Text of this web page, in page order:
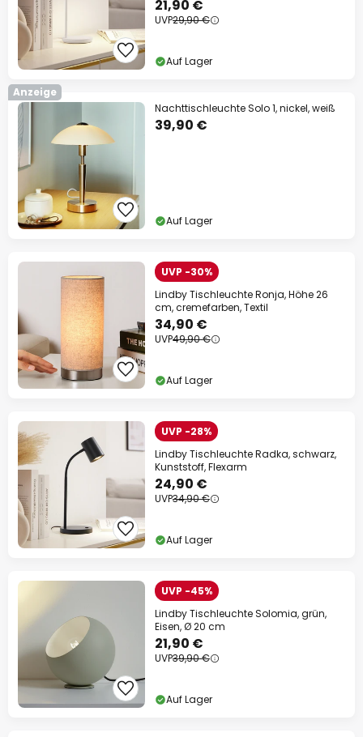
21,90 €
UVP29,90 €
Auf Lager
Anzeige
Nachttischleuchte Solo 1, nickel, weiß
39,90 €
Auf Lager
UVP -30%
Lindby Tischleuchte Ronja, Höhe 26
cm, cremefarben, Textil
34,90 €
UVP49,90 €
Auf Lager
UVP -28%
Lindby Tischleuchte Radka, schwarz,
Kunststoff, Flexarm
24,90 €
UVP34,90 €
Auf Lager
UVP -45%
Lindby Tischleuchte Solomia, grün,
Eisen, Ø 20 cm
21,90 €
UVP39,90 €
Auf Lager